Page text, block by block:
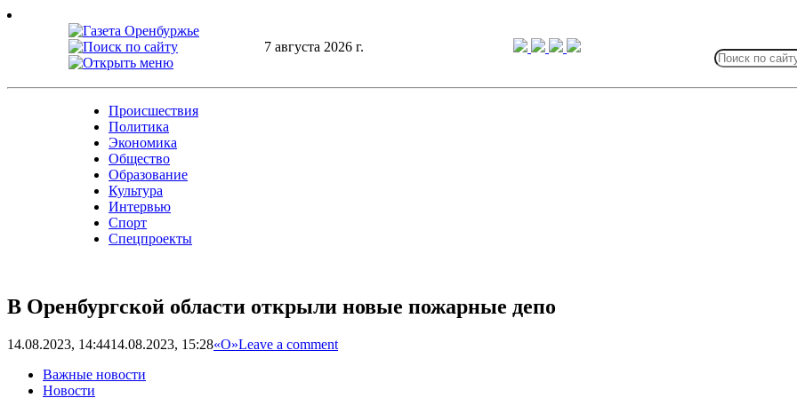
Skip
7 августа 2026 г.
for:
Происшествия
Политика
Экономика
Общество
Образование
Культура
Интервью
Спорт
Спецпроекты
В Оренбургской области открыли новые пожарные депо
14.08.2023, 14:4414.08.2023, 15:28«О»Leave a comment
Важные новости
Новости